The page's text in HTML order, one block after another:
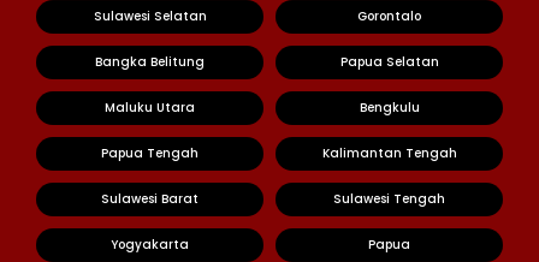
Sulawesi Selatan Gorontalo
Bangka Belitung Papua Selatan
Maluku Utara Bengkulu
Papua Tengah Kalimantan Tengah
Sulawesi Barat Sulawesi Tengah
Yogyakarta Papua